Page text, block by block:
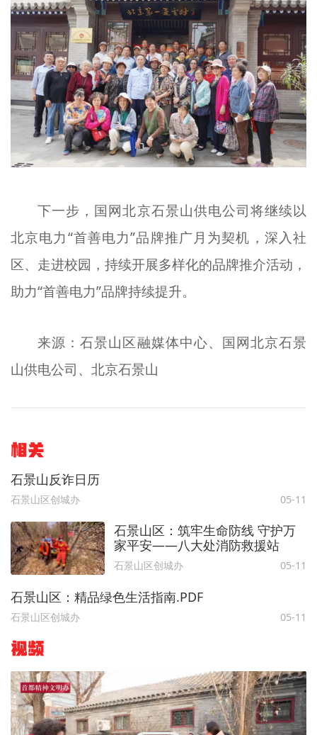
下一步，国网北京石景山供电公司将继续以
北京电力“首善电力”品牌推广月为契机，深入社
区、走进校园，持续开展多样化的品牌推介活动，
助力“首善电力”品牌持续提升。
来源：石景山区融媒体中心、国网北京石景
山供电公司、北京石景山
相关
石景山反诈日历
石景山区创城办 05-11
石景山区：筑牢生命防线 守护万
家平安——八大处消防救援站
石景山区创城办 05-11
石景山区：精品绿色生活指南.PDF
石景山区创城办 05-11
视频